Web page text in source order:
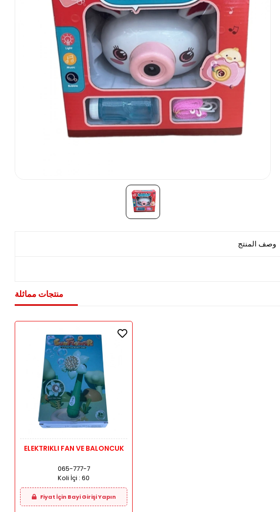
وصف المنتج
منتجات مماثلة
ELEKTRIKLI FAN VE BALONCUK
065-777-7
Koli İçi :60
Fiyat İçin Bayi Girişi Yapın